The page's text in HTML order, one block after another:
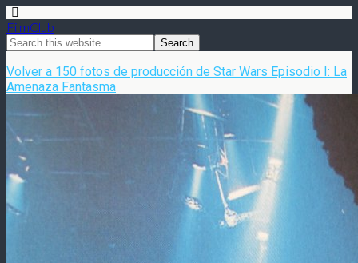
FilmClub
Volver a 150 fotos de producción de Star Wars Episodio I: La
Amenaza Fantasma